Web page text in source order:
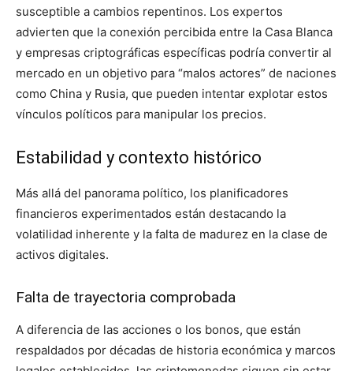
susceptible a cambios repentinos. Los expertos
advierten que la conexión percibida entre la Casa Blanca
y empresas criptográficas específicas podría convertir al
mercado en un objetivo para “malos actores” de naciones
como China y Rusia, que pueden intentar explotar estos
vínculos políticos para manipular los precios.
Estabilidad y contexto histórico
Más allá del panorama político, los planificadores
financieros experimentados están destacando la
volatilidad inherente y la falta de madurez en la clase de
activos digitales.
Falta de trayectoria comprobada
A diferencia de las acciones o los bonos, que están
respaldados por décadas de historia económica y marcos